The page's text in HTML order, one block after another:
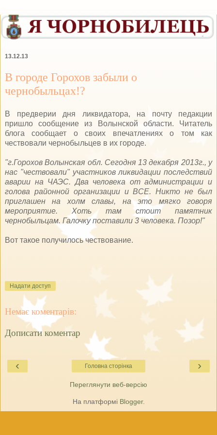
13.12.13
В городе Горохов забыли о
чернобыльцах!?
В предверии дня ликвидатора, на почту педакции
пришло сообщение из Волынской области. Читатель
блога сообщает о своих впечатлениях о том как
чествовали чернобыльцев в их городе.
"г.Горохов Волынская обл. Сегодня 13 декабря 2013г., у
нас "чествовали" участников ликвидации последствий
аварии на ЧАЭС. Два человека от администрации и
голова районной организации и ВСЕ. Никто не был
приглашен на холм славы, на это мягко говоря
мероприятие. Хоть там стоит памятник
чернобыльцам. Галочку поставили 3 человека. Позор!"
Вот такое получилось чествование.
Надати доступ
Немає коментарів:
Дописати коментар
‹ ›
Головна сторінка
Переглянути веб-версію
На платформі Blogger.